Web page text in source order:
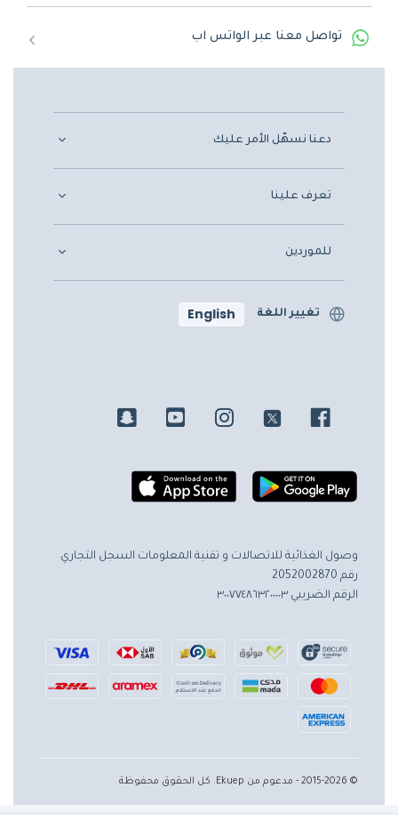
تواصل معنا عبر الواتس اب
دعنا نسهّل الأمر عليك
تعرف علينا
للموردين
تغيير اللغة English
وصول الغذائية للاتصالات و تقنية المعلومات السجل التجاري
رقم 2052002870
الرقم الضريبي ٣٠٠٧٧٤٨٦٣٢٠٠٠٠٣
© 2015-2026 - مدعوم من Ekuep. كل الحقوق محفوظة